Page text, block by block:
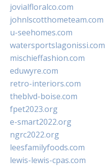
jovialfloralco.com
johnlscotthometeam.com
u-seehomes.com
watersportslagonissi.com
mischieffashion.com
eduwyre.com
retro-interiors.com
theblvd-boise.com
fpet2023.org
e-smart2022.org
ngrc2022.org
leesfamilyfoods.com
lewis-lewis-cpas.com